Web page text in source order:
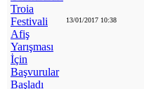
13/01/2017 10:38